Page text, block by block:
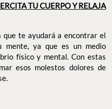
TU CUERPO Y RELAJA
que te ayudará a encontrar el
ya que es un medio
físico y mental. Con estas
esos molestos dolores de